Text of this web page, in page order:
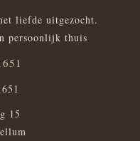
liefde uitgezocht.
persoonlijk thuis
15